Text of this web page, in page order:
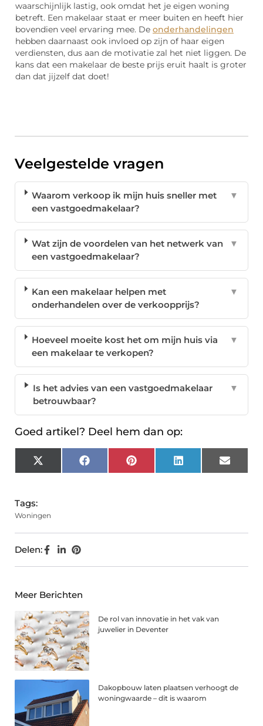
waarschijnlijk lastig, ook omdat het je eigen woning
betreft. Een makelaar staat er meer buiten en heeft hier
bovendien veel ervaring mee. De onderhandelingen
hebben daarnaast ook invloed op zijn of haar eigen
verdiensten, dus aan de motivatie zal het niet liggen. De
kans dat een makelaar de beste prijs eruit haalt is groter
dan dat jijzelf dat doet!
Veelgestelde vragen
Waarom verkoop ik mijn huis sneller met
een vastgoedmakelaar?
▼
Wat zijn de voordelen van het netwerk van
een vastgoedmakelaar?
▼
Kan een makelaar helpen met
onderhandelen over de verkoopprijs?
▼
Hoeveel moeite kost het om mijn huis via
een makelaar te verkopen?
▼
Is het advies van een vastgoedmakelaar
betrouwbaar?
▼
Goed artikel? Deel hem dan op:
X
(Twitter)
FacebookPinterest LinkedIn Email
Tags:
Woningen
Delen:
Meer Berichten
De rol van innovatie in het vak van
juwelier in Deventer
Dakopbouw laten plaatsen verhoogt de
woningwaarde – dit is waarom